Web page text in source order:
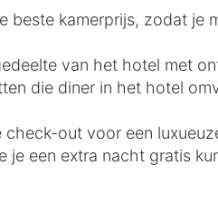
beste kamerprijs, zodat je
van het hotel met
die diner in het hotel
out voor een
je een extra nacht gratis